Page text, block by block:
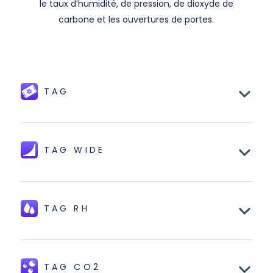
le taux d’humidité, de pression, de dioxyde de
carbone et les ouvertures de portes.
TAG
TAG WIDE
TAG RH
TAG CO2